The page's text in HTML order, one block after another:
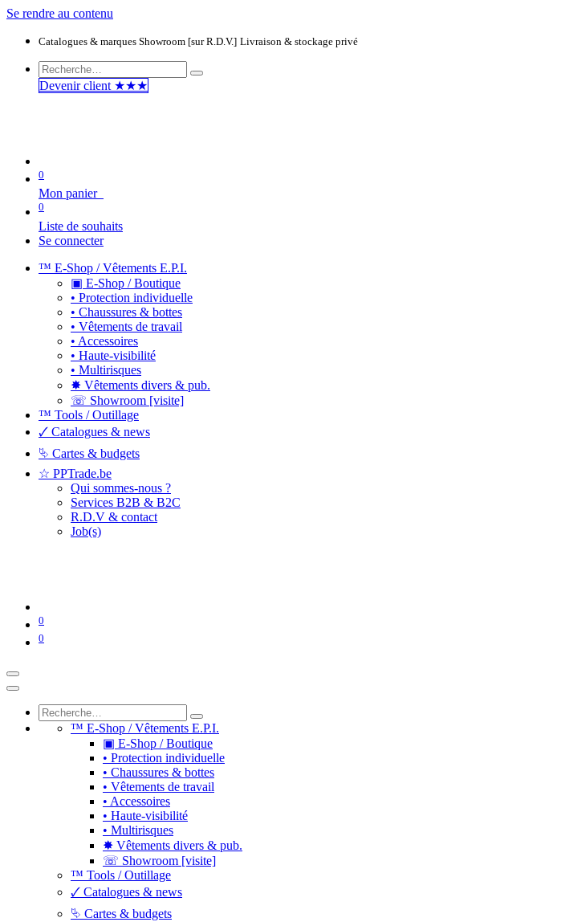
Se rendre au contenu
Catalogues & marques Showroom [sur R.D.V.] Livraison & stockage privé
Devenir clie​​​​​​nt ★★★
0
Mon panier
0
Liste de souhaits
Se connecter
™ E-Shop / Vêtements E.P.I.
▣ E-Shop / Boutique
• Protection individuelle
• Chaussures & bottes
• Vêtements de travail
• Accessoires
• Haute-visibilité
• Multirisques
✸ Vêtements divers & pub.
☏ Showroom [visite]
™ Tools / Outillage
🗸 Catalogues & news
⮱ Cartes & budgets
☆ PPTrade.be
Qui sommes-nous ?
Services B2B & B2C
R.D.V & contact
Job(s)
0
0
™ E-Shop / Vêtements E.P.I.
▣ E-Shop / Boutique
• Protection individuelle
• Chaussures & bottes
• Vêtements de travail
• Accessoires
• Haute-visibilité
• Multirisques
✸ Vêtements divers & pub.
☏ Showroom [visite]
™ Tools / Outillage
🗸 Catalogues & news
⮱ Cartes & budgets